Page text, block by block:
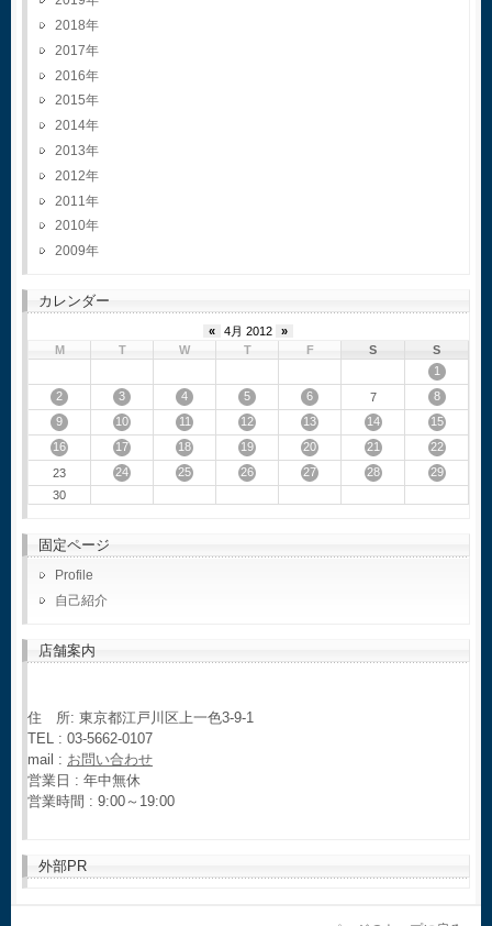
2018
2017
2016
2015
2014
2013
2012
2011
2010
2009
カレンダー
« 4月 2012
»
M
T W T F S
S
1
2
3 4 5 6 7
8
9
10 11 12 13 14
15
16
17 18 19 20 21
22
23
24 25 26 27 28
29
30
固定ページ
Profile
自己紹介
店舗案内
住 所: 東京都江戸川区上一色3-9-1
TEL : 03-5662-0107
mail : お問い合わせ
営業日 : 年中無休
営業時間 : 9:00～19:00
外部PR